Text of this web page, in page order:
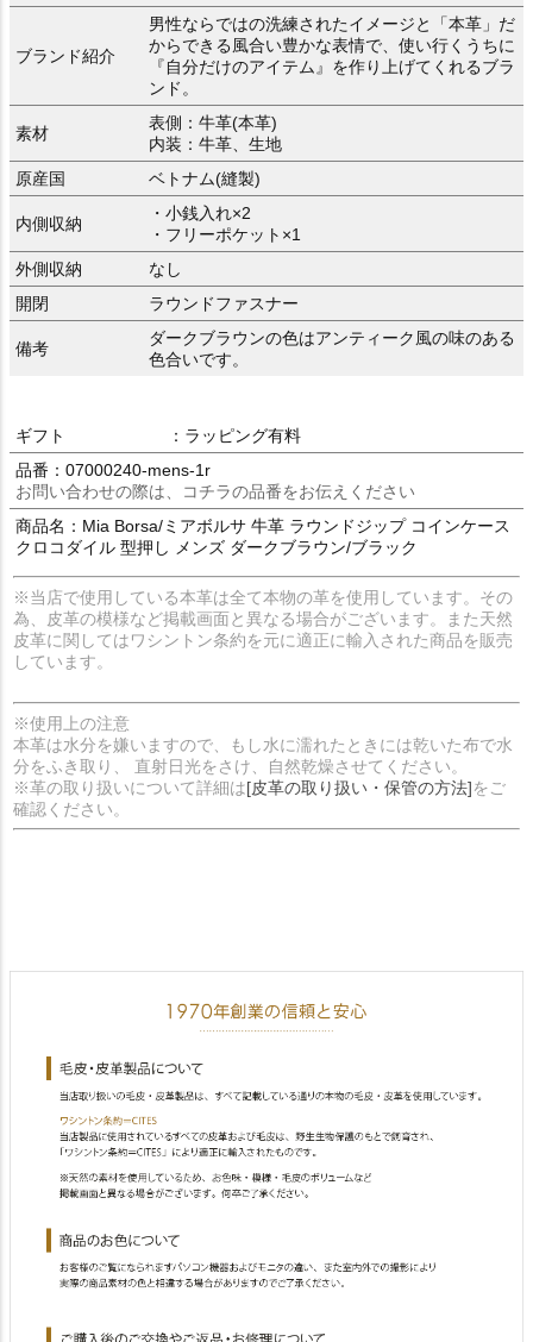
ブランド紹介
男性ならではの洗練されたイメージと「本革」だ
からできる風合い豊かな表情で、使い行くうちに
『自分だけのアイテム』を作り上げてくれるブラ
ンド。
素材
表側：牛革(本革)
内装：牛革、生地
原産国
ベトナム(縫製)
内側収納
・小銭入れ×2
・フリーポケット×1
外側収納
なし
開閉
ラウンドファスナー
備考
ダークブラウンの色はアンティーク風の味のある
色合いです。
ギフト
：ラッピング有料
品番：07000240-mens-1r
お問い合わせの際は、コチラの品番をお伝えください
商品名：Mia Borsa/ミアボルサ 牛革 ラウンドジップ コインケース
クロコダイル 型押し メンズ ダークブラウン/ブラック
※当店で使用している本革は全て本物の革を使用しています。その
為、皮革の模様など掲載画面と異なる場合がございます。また天然
皮革に関してはワシントン条約を元に適正に輸入された商品を販売
しています。
※使用上の注意
本革は水分を嫌いますので、もし水に濡れたときには乾いた布で水
分をふき取り、 直射日光をさけ、自然乾燥させてください。
※革の取り扱いについて詳細は[皮革の取り扱い・保管の方法]をご
確認ください。